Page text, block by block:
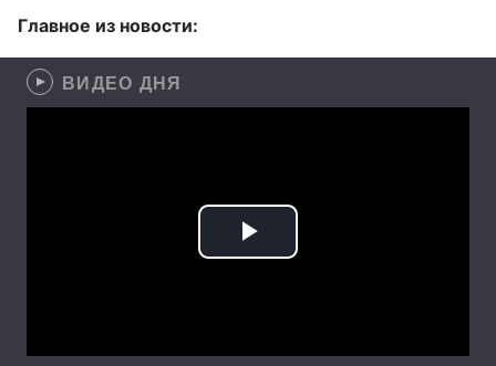
Главное из новости:
ВИДЕО ДНЯ